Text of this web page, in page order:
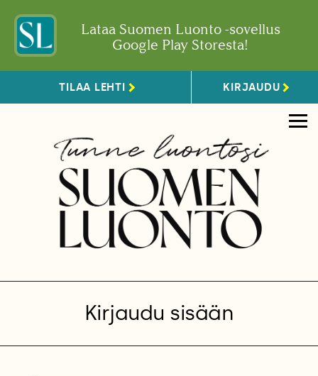
Lataa Suomen Luonto -sovellus
Google Play Storesta!
TILAA LEHTI KIRJAUDU
Kirjaudu sisään